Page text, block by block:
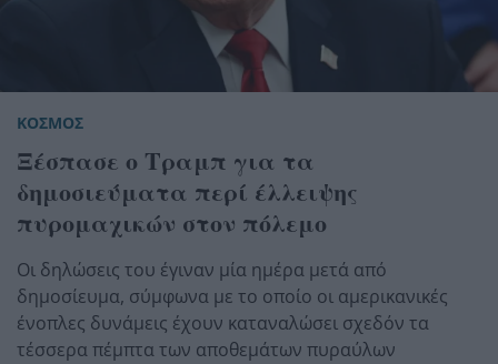
ΚΟΣΜΟΣ
Ξέσπασε ο Τραμπ για τα
δημοσιεύματα περί έλλειψης
πυρομαχικών στον πόλεμο
Οι δηλώσεις του έγιναν μία ημέρα μετά από
δημοσίευμα, σύμφωνα με το οποίο οι αμερικανικές
ένοπλες δυνάμεις έχουν καταναλώσει σχεδόν τα
τέσσερα πέμπτα των αποθεμάτων πυραύλων